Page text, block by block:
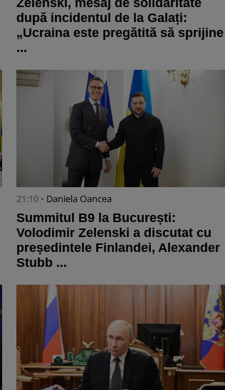
după incidentul de la Galați:
„Ucraina este pregătită să sprijine
...
21:10 • Daniela Oancea
Summitul B9 la București:
Volodimir Zelenski a discutat cu
președintele Finlandei, Alexander
Stubb ...